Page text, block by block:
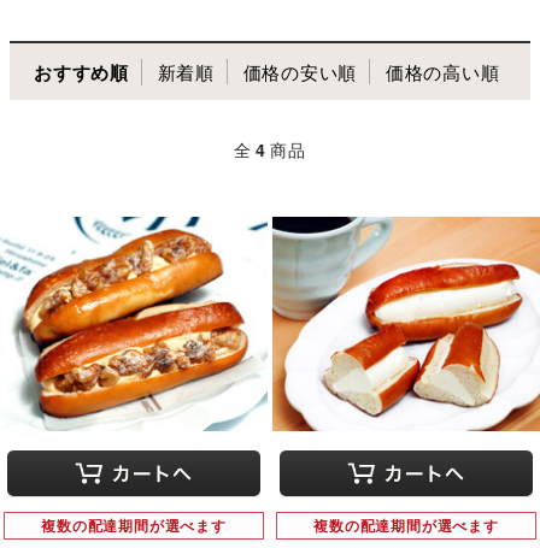
おすすめ順 新着順 価格の安い順 価格の高い順
全 4 商品
複数の配達期間が選べます 複数の配達期間が選べます